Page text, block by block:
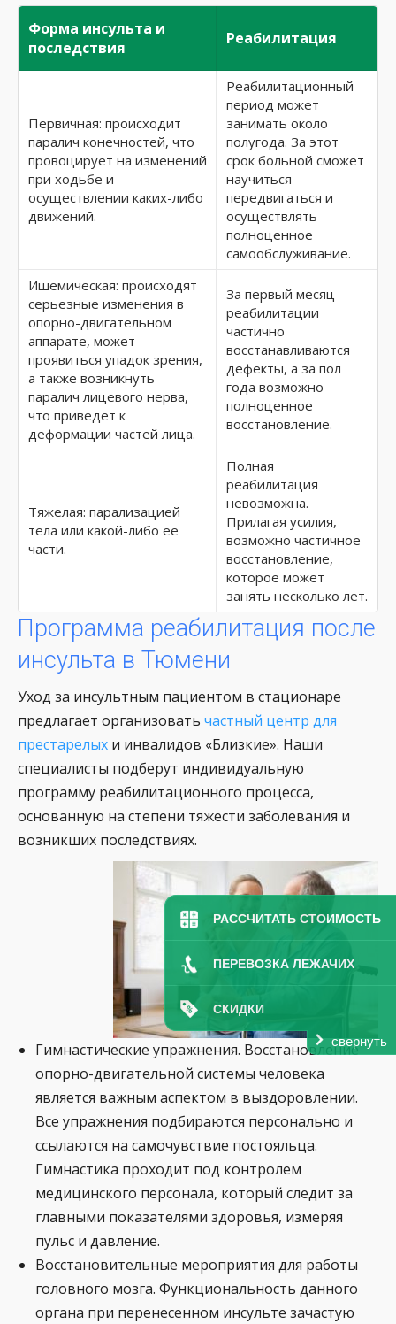
РАССЧИТАТЬ СТОИМОСТЬ
ПЕРЕВОЗКА ЛЕЖАЧИХ
СКИДКИ
свернуть
Форма инсульта и
последствия
Реабилитация
Первичная: происходит
паралич конечностей, что
провоцирует на изменений
при ходьбе и
осуществлении каких-либо
движений.
Реабилитационный
период может
занимать около
полугода. За этот
срок больной сможет
научиться
передвигаться и
осуществлять
полноценное
самообслуживание.
Ишемическая: происходят
серьезные изменения в
опорно-двигательном
аппарате, может
проявиться упадок зрения,
а также возникнуть
паралич лицевого нерва,
что приведет к
деформации частей лица.
За первый месяц
реабилитации
частично
восстанавливаются
дефекты, а за пол
года возможно
полноценное
восстановление.
Тяжелая: парализацией
тела или какой-либо её
части.
Полная
реабилитация
невозможна.
Прилагая усилия,
возможно частичное
восстановление,
которое может
занять несколько лет.
Программа реабилитация после
инсульта в Тюмени
Уход за инсультным пациентом в стационаре
предлагает организовать частный центр для
престарелых и инвалидов «Близкие». Наши
специалисты подберут индивидуальную
программу реабилитационного процесса,
основанную на степени тяжести заболевания и
возникших последствиях.
Гимнастические упражнения. Восстановление
опорно-двигательной системы человека
является важным аспектом в выздоровлении.
Все упражнения подбираются персонально и
ссылаются на самочувствие постояльца.
Гимнастика проходит под контролем
медицинского персонала, который следит за
главными показателями здоровья, измеряя
пульс и давление.
Восстановительные мероприятия для работы
головного мозга. Функциональность данного
органа при перенесенном инсульте зачастую